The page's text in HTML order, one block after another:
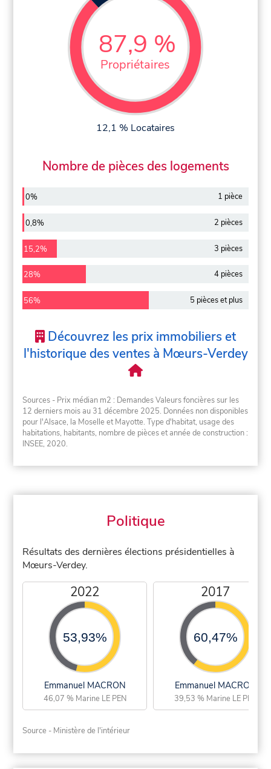
87,9 %
Propriétaires
12,1 % Locataires
Nombre de pièces des logements
0% 1 pièce
0,8% 2 pièces
15,2% 3 pièces
28% 4 pièces
56% 5 pièces et plus
Découvrez les prix immobiliers et
l'historique des ventes à Mœurs-Verdey
Sources - Prix médian m2 : Demandes Valeurs foncières sur les
12 derniers mois au 31 décembre 2025. Données non disponibles
pour l'Alsace, la Moselle et Mayotte. Type d'habitat, usage des
habitations, habitants, nombre de pièces et année de construction :
INSEE, 2020.
Politique
Résultats des dernières élections présidentielles à
Mœurs-Verdey.
2022
53,93%
Emmanuel MACRON
46,07 % Marine LE PEN
2017
60,47%
Emmanuel MACRON
39,53 % Marine LE PEN
Source - Ministère de l'intérieur